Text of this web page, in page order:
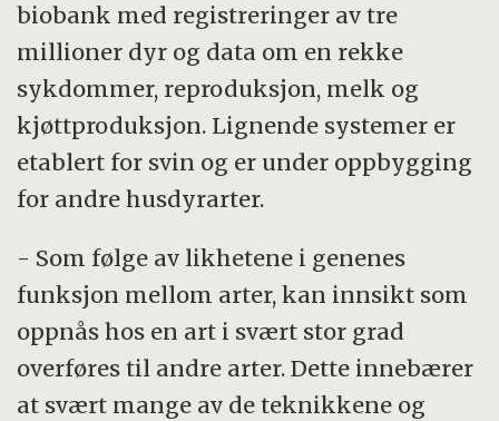
biobank med registreringer av tre
millioner dyr og data om en rekke
sykdommer, reproduksjon, melk og
kjøttproduksjon. Lignende systemer er
etablert for svin og er under oppbygging
for andre husdyrarter.
- Som følge av likhetene i genenes
funksjon mellom arter, kan innsikt som
oppnås hos en art i svært stor grad
overføres til andre arter. Dette innebærer
at svært mange av de teknikkene og